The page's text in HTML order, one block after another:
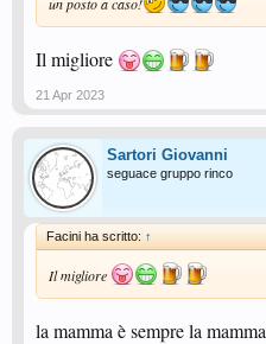
Il migliore
21 Apr 2023
Sartori Giovanni
seguace gruppo rinco
Facini ha scritto: ↑
Il migliore
la mamma è sempre la mamma